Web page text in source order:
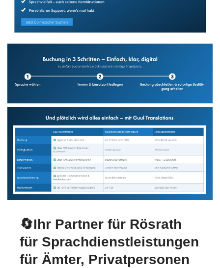
🔄Ihr Partner für Rösrath
für Sprachdienstleistungen
für Ämter, Privatpersonen